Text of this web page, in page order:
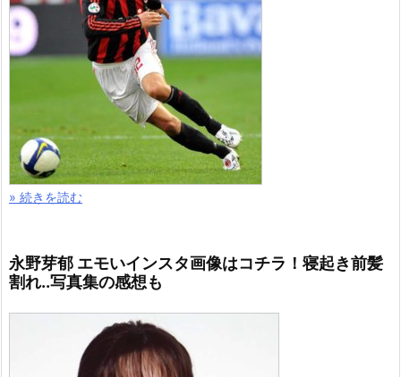
» 続きを読む
永野芽郁 エモいインスタ画像はコチラ！寝起き前髪
割れ..写真集の感想も